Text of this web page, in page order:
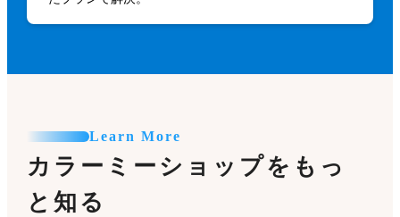
Learn More
カラーミーショップをもっ
と知る